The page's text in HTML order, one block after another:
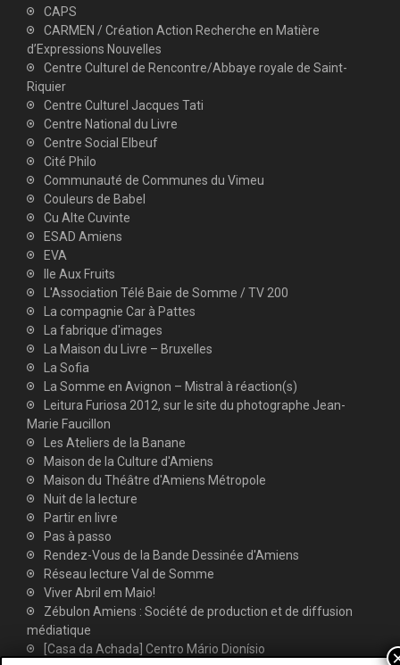
CAPS
CARMEN / Création Action Recherche en Matière
d’Expressions Nouvelles
Centre Culturel de Rencontre/Abbaye royale de Saint-
Riquier
Centre Culturel Jacques Tati
Centre National du Livre
Centre Social Elbeuf
Cité Philo
Communauté de Communes du Vimeu
Couleurs de Babel
Cu Alte Cuvinte
ESAD Amiens
EVA
Ile Aux Fruits
L'Association Télé Baie de Somme / TV 200
La compagnie Car à Pattes
La fabrique d'images
La Maison du Livre – Bruxelles
La Sofia
La Somme en Avignon – Mistral à réaction(s)
Leitura Furiosa 2012, sur le site du photographe Jean-
Marie Faucillon
Les Ateliers de la Banane
Maison de la Culture d'Amiens
Maison du Théâtre d'Amiens Métropole
Nuit de la lecture
Partir en livre
Pas à passo
Rendez-Vous de la Bande Dessinée d'Amiens
Réseau lecture Val de Somme
Viver Abril em Maio!
Zébulon Amiens : Société de production et de diffusion
médiatique
[Casa da Achada] Centro Mário Dionísio